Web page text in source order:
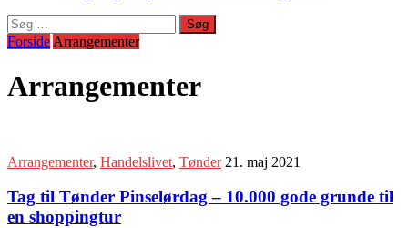
Søg
efter:
Forside Arrangementer
Arrangementer
Arrangementer, Handelslivet, Tønder 21. maj 2021
Tag til Tønder Pinselørdag – 10.000 gode grunde til
en shoppingtur